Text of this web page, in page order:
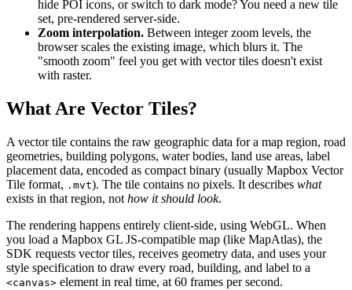
hide POI icons, or switch to dark mode? You need a new tile
set, pre-rendered server-side.
Zoom interpolation. Between integer zoom levels, the
browser scales the existing image, which blurs it. The
"smooth zoom" feel you get with vector tiles doesn't exist
with raster.
What Are Vector Tiles?
A vector tile contains the raw geographic data for a map region, road
geometries, building polygons, water bodies, land use areas, label
placement data, encoded as compact binary (usually Mapbox Vector
Tile format, .mvt). The tile contains no pixels. It describes what
exists in that region, not how it should look.
The rendering happens entirely client-side, using WebGL. When
you load a Mapbox GL JS-compatible map (like MapAtlas), the
SDK requests vector tiles, receives geometry data, and uses your
style specification to draw every road, building, and label to a
<canvas> element in real time, at 60 frames per second.